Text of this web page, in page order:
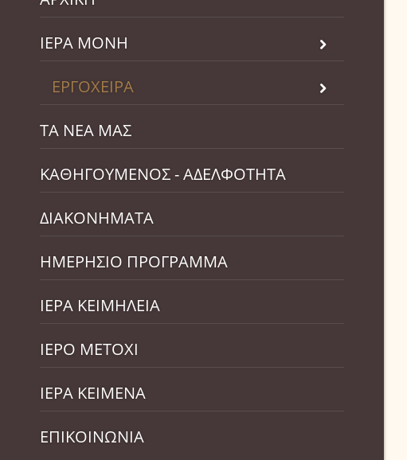
ΙΕΡΑ ΜΟΝΗ
ΕΡΓΟΧΕΙΡΑ
ΤΑ ΝΕΑ ΜΑΣ
ΚΑΘΗΓΟΥΜΕΝΟΣ - ΑΔΕΛΦΟΤΗΤΑ
ΔΙΑΚΟΝΗΜΑΤΑ
ΗΜΕΡΗΣΙΟ ΠΡΟΓΡΑΜΜΑ
ΙΕΡΑ ΚΕΙΜΗΛΕΙΑ
ΙΕΡΟ ΜΕΤΟΧΙ
ΙΕΡΑ ΚΕΙΜΕΝΑ
ΕΠΙΚΟΙΝΩΝΙΑ